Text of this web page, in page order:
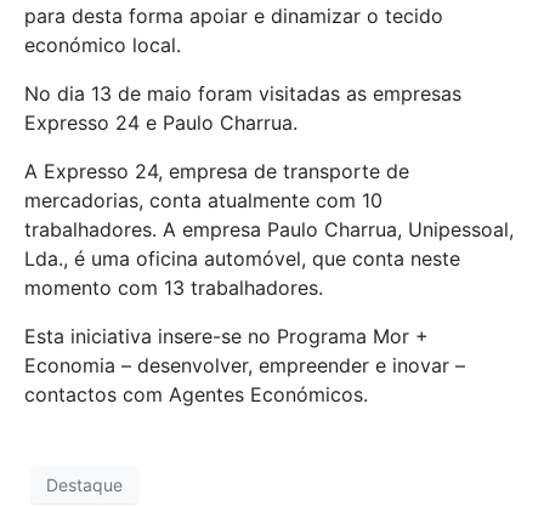
para desta forma apoiar e dinamizar o tecido
económico local.
No dia 13 de maio foram visitadas as empresas
Expresso 24 e Paulo Charrua.
A Expresso 24, empresa de transporte de
mercadorias, conta atualmente com 10
trabalhadores. A empresa Paulo Charrua, Unipessoal,
Lda., é uma oficina automóvel, que conta neste
momento com 13 trabalhadores.
Esta iniciativa insere-se no Programa Mor +
Economia – desenvolver, empreender e inovar –
contactos com Agentes Económicos.
Destaque